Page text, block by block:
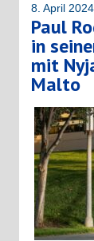
8. April
Paul
in
mit
Malto